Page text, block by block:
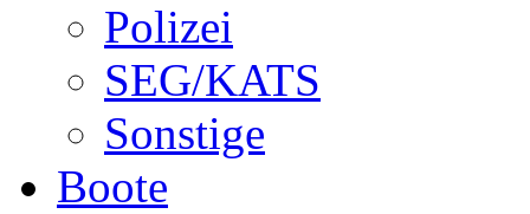
Polizei
SEG/KATS
Sonstige
Boote